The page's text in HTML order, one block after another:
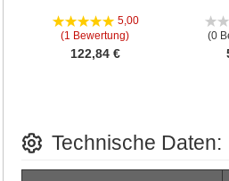
5,00
(1 Bewertung)
122,84 €
(0
Technische Daten: